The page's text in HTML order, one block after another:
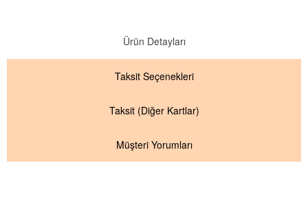
Ürün Detayları
Taksit Seçenekleri
Taksit (Diğer Kartlar)
Müşteri Yorumları